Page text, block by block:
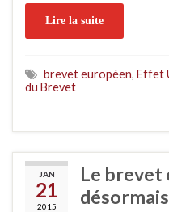
Lire la suite
brevet européen, Effet
du Brevet
JAN
21
2015
Le brevet